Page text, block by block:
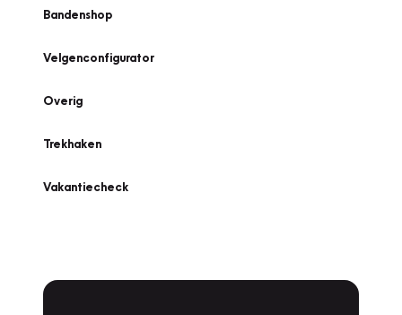
Bandenshop
Velgenconfigurator
Overig
Trekhaken
Vakantiecheck